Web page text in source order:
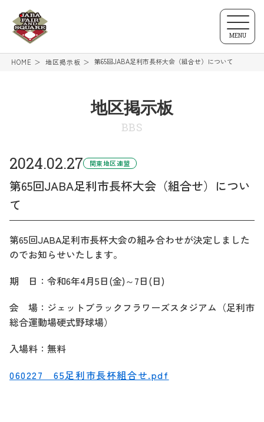
MENU
HOME 地区掲示板 第65回JABA足利市長杯大会（組合せ）について
地区掲示板
BBS
2024.02.27 関東地区連盟
第65回JABA足利市長杯大会（組合せ）につい
て
第65回JABA足利市長杯大会の組み合わせが決定しました
のでお知らせいたします。
期 日：令和6年4月5日(金)～7日(日)
会 場：ジェットブラックフラワーズスタジアム（足利市
総合運動場硬式野球場）
入場料：無料
060227 65足利市長杯組合せ.pdf